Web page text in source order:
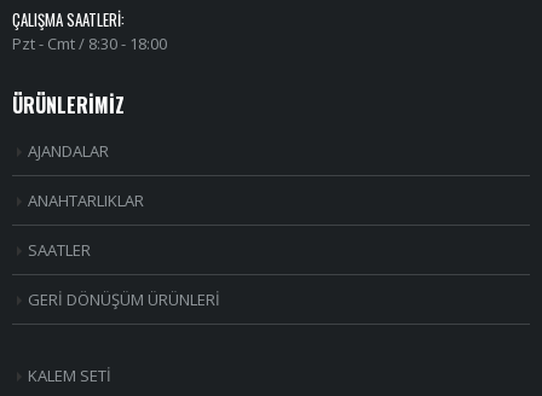
ÇALIŞMA SAATLERI:
Pzt - Cmt / 8:30 - 18:00
ÜRÜNLERİMİZ
AJANDALAR
ANAHTARLIKLAR
SAATLER
GERİ DÖNÜŞÜM ÜRÜNLERİ
KALEM SETİ